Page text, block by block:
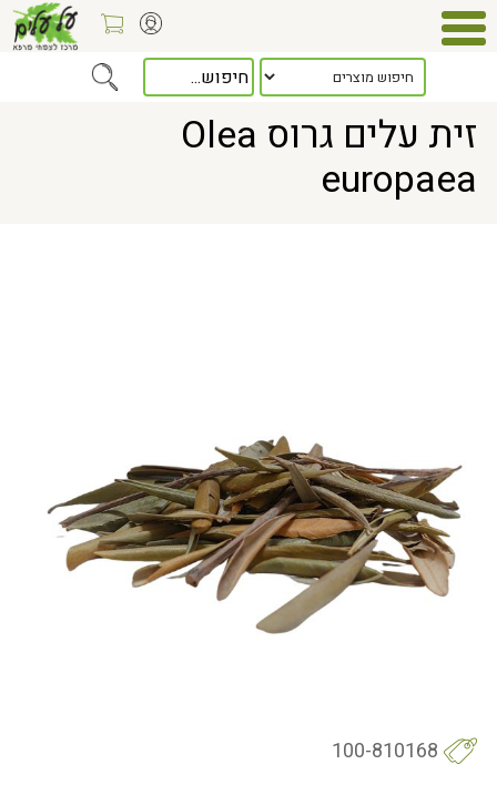
> זית עלים גרוס Olea europaea
זית עלים גרוס Olea
europaea
100-810168